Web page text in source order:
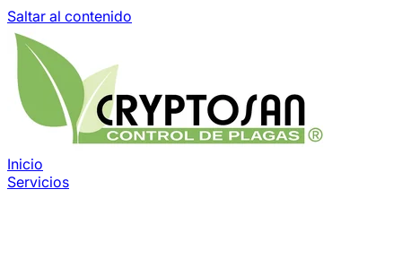
Saltar al contenido
Inicio
Servicios